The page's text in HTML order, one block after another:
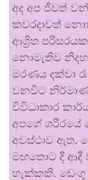
අද අප ජීවත්
කවරදාවත්
ආශ්‍රිත
නොමැතිව
මරණය දක්වා
වනවිට
විවිධාකාර
අපගේ
අවස්ථාව ඇත.
මඟතොට දී ආදී
හැක්කකි.